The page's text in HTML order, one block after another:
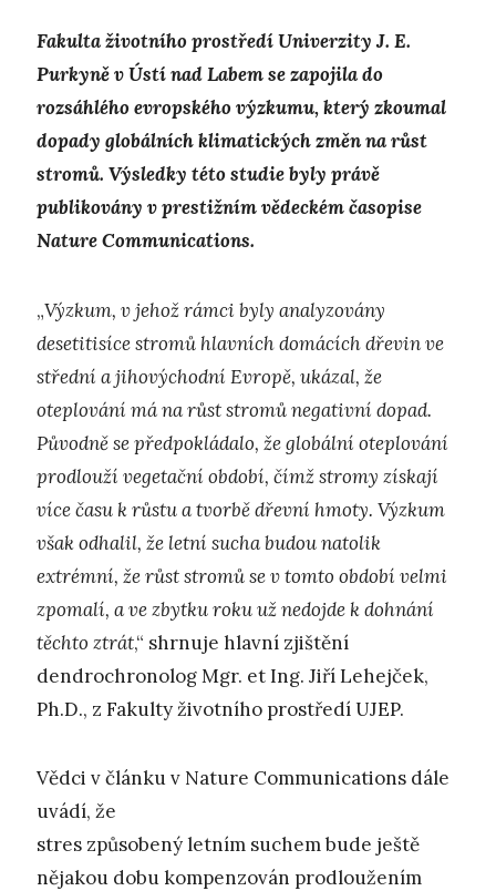
Fakulta životního prostředí Univerzity J. E.
Purkyně v Ústí nad Labem se zapojila do
rozsáhlého evropského výzkumu, který zkoumal
dopady globálních klimatických změn na růst
stromů. Výsledky této studie byly právě
publikovány v prestižním vědeckém časopise
Nature Communications.
„Výzkum, v jehož rámci byly analyzovány
desetitisíce stromů hlavních domácích dřevin ve
střední a jihovýchodní Evropě, ukázal, že
oteplování má na růst stromů negativní dopad.
Původně se předpokládalo, že globální oteplování
prodlouží vegetační období, čímž stromy získají
více času k růstu a tvorbě dřevní hmoty. Výzkum
však odhalil, že letní sucha budou natolik
extrémní, že růst stromů se v tomto období velmi
zpomalí, a ve zbytku roku už nedojde k dohnání
těchto ztrát,“ shrnuje hlavní zjištění
dendrochronolog Mgr. et Ing. Jiří Lehejček,
Ph.D., z Fakulty životního prostředí UJEP.
Vědci v článku v Nature Communications dále
uvádí, že
stres způsobený letním suchem bude ještě
nějakou dobu kompenzován prodloužením